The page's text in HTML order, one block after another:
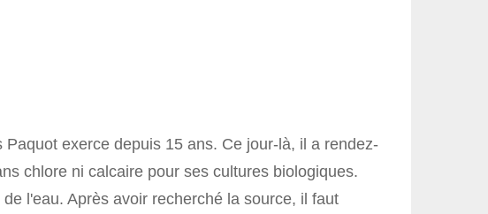
exerce depuis 15 ans. Ce jour-là, il a rendez-
chlore ni calcaire pour ses cultures biologiques.
l'eau. Après avoir recherché la source, il faut